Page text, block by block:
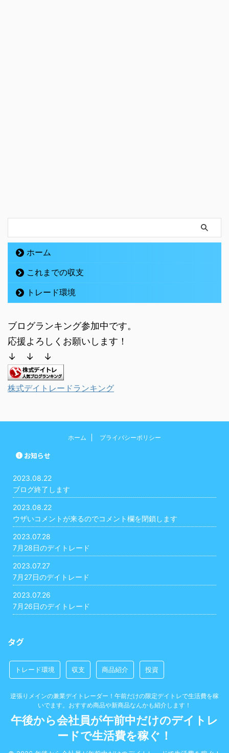
ホーム
これまでの収支
トレード環境
ブログランキング参加中です。
応援よろしくお願いします！
↓ ↓ ↓
株式デイトレードランキング
ホーム プライバシーポリシー
お知らせ
2023.08.22
ブログ終了します
2023.08.22
ウザいコメントが来るのでコメント欄を閉鎖します
2023.07.28
7月28日のデイトレード
2023.07.27
7月27日のデイトレード
2023.07.26
7月26日のデイトレード
タグ
トレード環境 収支 商品紹介 投資
逆張りメインの兼業デイトレーダー！午前だけの限定デイトレで生活費を稼
いでます。おすすめ商品や新商品なんかも紹介します！
午後から会社員が午前中だけのデイトレ
ードで生活費を稼ぐ！